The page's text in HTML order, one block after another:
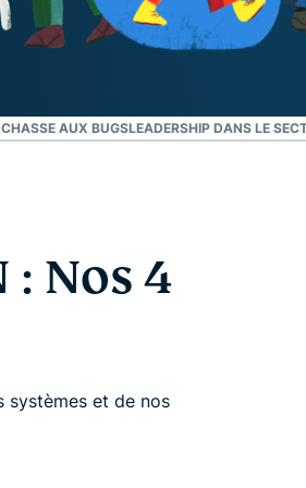
AUX BUGSLEADERSHIP DANS LE
Nos 4
systèmes et de nos